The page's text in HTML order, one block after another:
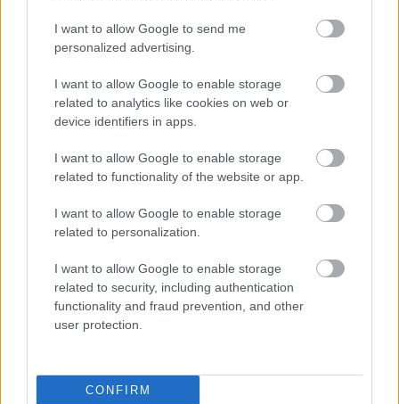
I want to allow Google to send me
personalized advertising.
I want to allow Google to enable storage
related to analytics like cookies on web or
device identifiers in apps.
I want to allow Google to enable storage
related to functionality of the website or app.
I want to allow Google to enable storage
related to personalization.
I want to allow Google to enable storage
related to security, including authentication
functionality and fraud prevention, and other
user protection.
CONFIRM
Pogány Induló meghódítja Európát - jön az
EU Rap Tour ’26
2025. 10. 09. | Kultúrpart
egy kontinensnyi kihívás – Pogány Induló először indul saját
európai turnéra. AzEU Rap Tour ’26